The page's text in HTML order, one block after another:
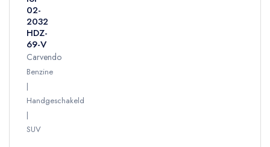
02-
2032
HDZ-
69-V
Carvendo
Benzine
Handgeschakeld
SUV